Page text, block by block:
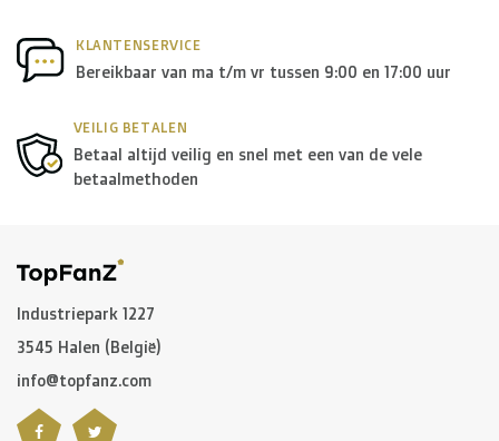
Nederlandwordt er door
van Europa gebruiken we in de meeste gevallenDPD
C. Hoe lang is een pakket onderweg?
Niet gepersonaliseerde artikelen:
-
België
-
Buurlanden
KLANTENSERVICE
Bereikbaar van ma t/m vr tussen 9:00 en 17:00 uur
VEILIG BETALEN
Betaal altijd veilig en snel met een van de vele
betaalmethoden
Industriepark 1227
3545 Halen (België)
info@topfanz.com